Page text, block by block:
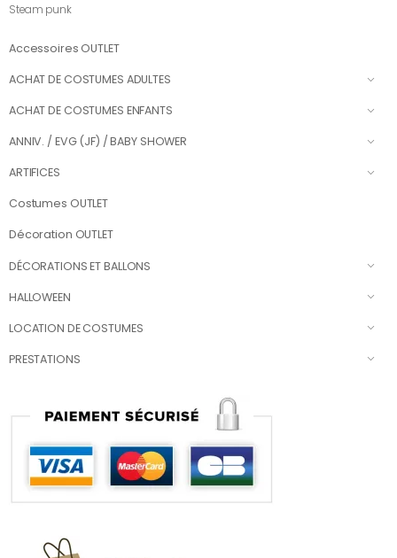
Steam punk
Accessoires OUTLET
ACHAT DE COSTUMES ADULTES
ACHAT DE COSTUMES ENFANTS
ANNIV. / EVG (JF) / BABY SHOWER
ARTIFICES
Costumes OUTLET
Décoration OUTLET
DÉCORATIONS ET BALLONS
HALLOWEEN
LOCATION DE COSTUMES
PRESTATIONS